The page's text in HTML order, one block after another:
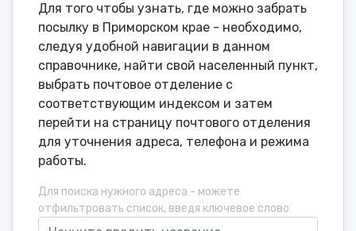
Для того чтобы узнать, где можно забрать
посылку в Приморском крае - необходимо,
следуя удобной навигации в данном
справочнике, найти свой населенный пункт,
выбрать почтовое отделение с
соответствующим индексом и затем
перейти на страницу почтового отделения
для уточнения адреса, телефона и режима
работы.
Для поиска нужного адреса - можете
отфильтровать список, введя ключевое слово